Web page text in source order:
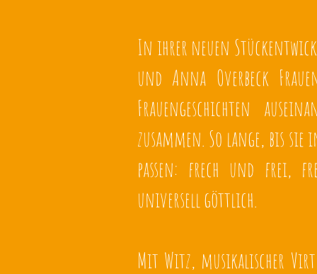
In ihrer neuen
und Anna Overbeck
Frauengeschichten
zusammen. So lange, bis
passen: frech und frei,
universell göttlich.
Mit Witz, musikalischer